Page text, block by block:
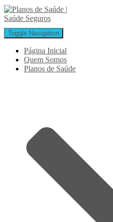
Toggle Navigation
Página Inicial
Quem Somos
Planos de Saúde